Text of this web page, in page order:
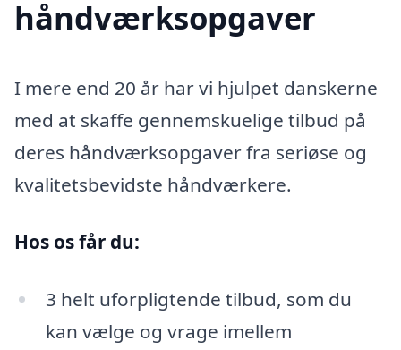
håndværksopgaver
I mere end 20 år har vi hjulpet danskerne
med at skaffe gennemskuelige tilbud på
deres håndværksopgaver fra seriøse og
kvalitetsbevidste håndværkere.
Hos os får du:
3 helt uforpligtende tilbud, som du
kan vælge og vrage imellem